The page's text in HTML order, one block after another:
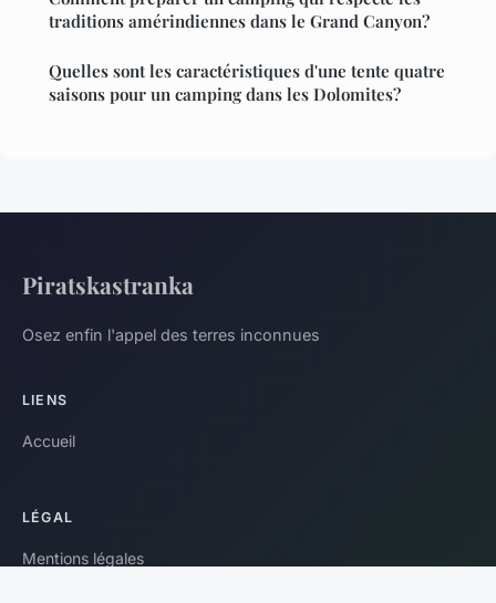
traditions amérindiennes dans le Grand Canyon?
Quelles sont les caractéristiques d'une tente quatre
saisons pour un camping dans les Dolomites?
Piratskastranka
Osez enfin l'appel des terres inconnues
LIENS
Accueil
LÉGAL
Mentions légales